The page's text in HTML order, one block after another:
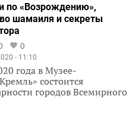
по «Возрождению»,
шамаиля и секреты
0
- 11:10
года в Музее-
состоится
городов Всемирного